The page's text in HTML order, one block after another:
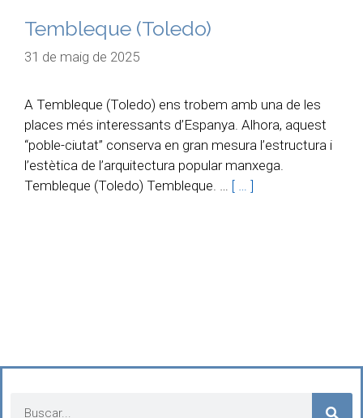
Tembleque (Toledo)
31 de maig de 2025
A Tembleque (Toledo) ens trobem amb una de les
places més interessants d’Espanya. Alhora, aquest
“poble-ciutat” conserva en gran mesura l’estructura i
l’estètica de l’arquitectura popular manxega.
Tembleque (Toledo) Tembleque. … [ … ]